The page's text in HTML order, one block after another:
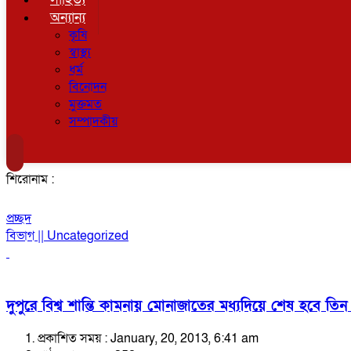
অন্যান্য
কৃষি
স্বাস্থ্য
ধর্ম
বিনোদন
মুক্তমত
সম্পাদকীয়
শিরোনাম :
প্রচ্ছদ
বিভাগ || Uncategorized
দুপুরে বিশ্ব শান্তি কামনায় মোনাজাতের মধ্যদিয়ে শেষ হবে
প্রকাশিত সময় : January, 20, 2013, 6:41 am